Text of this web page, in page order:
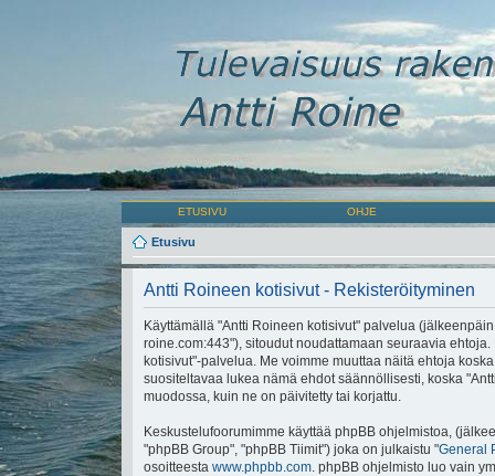
ETUSIVU OHJE
Etusivu
Antti Roineen kotisivut - Rekisteröityminen
Käyttämällä "Antti Roineen kotisivut" palvelua
roine.com:443"), sitoudut noudattamaan seuraavia
kotisivut"-palvelua. Me voimme muuttaa näitä ehtoja
suositeltavaa lukea nämä ehdot säännöllisesti, koska
muodossa, kuin ne on päivitetty tai korjattu.
Keskustelufoorumimme käyttää phpBB ohjelmistoa,
"phpBB Group", "phpBB Tiimit") joka on julkaistu "General
osoitteesta www.phpbb.com. phpBB ohjelmisto luo vain